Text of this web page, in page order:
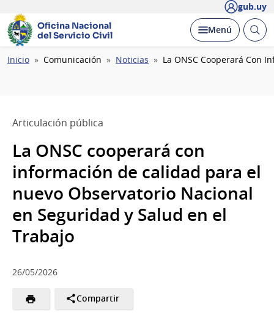
gub.uy
Oficina Nacional
del Servicio Civil
Desplegar
Menú Abrir
Ruta
Inicio Comunicación Noticias La ONSC Cooperará Con
Articulación pública
La ONSC cooperará con
información de calidad para el
nuevo Observatorio Nacional
en Seguridad y Salud en el
Trabajo
26/05/2026
Compartir